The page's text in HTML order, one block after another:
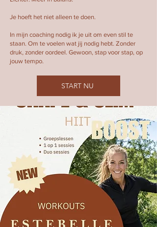
Je hoeft het niet alleen te doen.
In mijn coaching nodig ik je uit om even stil te
staan. Om te voelen wat jij nodig hebt. Zonder
druk, zonder oordeel. Gewoon, stap voor stap, op
jouw tempo.
START NU